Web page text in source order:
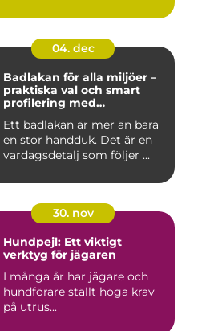
04. dec
Badlakan för alla miljöer –
praktiska val och smart
profilering med
Ett badlakan är mer än bara
en stor handduk. Det är en
vardagsdetalj som följer ...
30. nov
Hundpejl: Ett viktigt
verktyg för jägaren
I många år har jägare och
hundförare ställt höga krav
på utrus...